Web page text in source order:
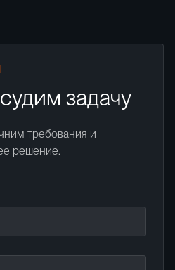
задачу
требования и
решение.